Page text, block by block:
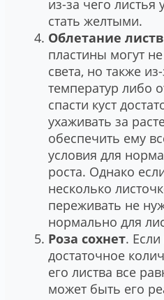
из-за чего листья
стать желтыми.
Облетание
пластины могут
света, но также
температур либо
спасти куст
ухаживать за
обеспечить ему
условия для
роста. Однако
несколько
переживать не
нормально для
Роза сохнет. Если
достаточное
его листва все
может быть его